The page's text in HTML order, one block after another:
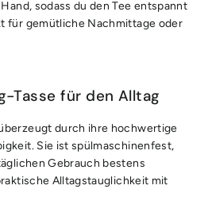
sodass du den Tee entspannt
für gemütliche Nachmittage oder
Tasse für den Alltag
durch ihre hochwertige
Sie ist spülmaschinenfest,
Gebrauch bestens
Alltagstauglichkeit mit